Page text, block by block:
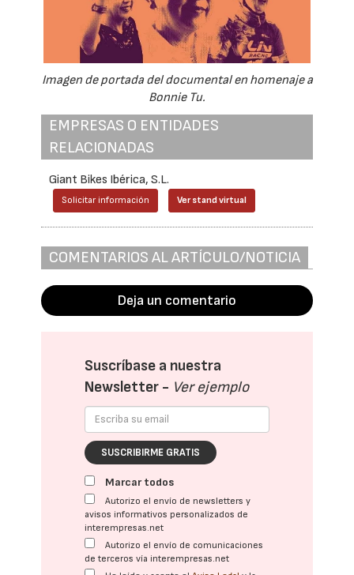
Imagen de portada del documental en homenaje a
Bonnie Tu.
EMPRESAS O ENTIDADES
RELACIONADAS
Giant Bikes Ibérica, S.L.
Solicitar información Ver stand virtual
COMENTARIOS AL ARTÍCULO/NOTICIA
Deja un comentario
Suscríbase a nuestra
Newsletter - Ver ejemplo
SUSCRIBIRME GRATIS
Marcar todos
Autorizo el envío de newsletters y
avisos informativos personalizados de
interempresas.net
Autorizo el envío de comunicaciones
de terceros vía interempresas.net